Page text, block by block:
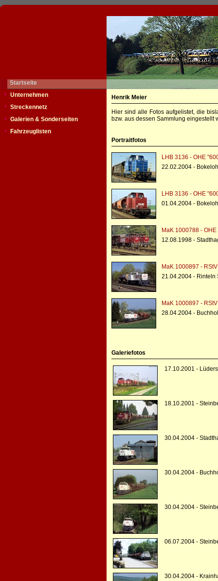
Startseite
Unternehmen
Streckennetz
Galerien & Sonderseiten
Fahrzeuglisten
Henrik Meier
Hier sind alle Fotos aufgelistet, die
bzw. aus dessen Sammlung eingestellt
Portraitfotos
LHB 3136 - OHE
22.02.2004 - Bokeloh
LHB 3136 - OHE
01.04.2004 - Bokeloh
MaK 1000788 -
12.08.1998 -
MaK 1000897 -
21.04.2004 - Rinteln
MaK 1000897 -
28.04.2004 -
Galeriefotos
17.10.2001 -
18.10.2001 -
30.04.2004 -
30.04.2004 -
30.04.2004 -
06.07.2004 -
30.04.2004 -